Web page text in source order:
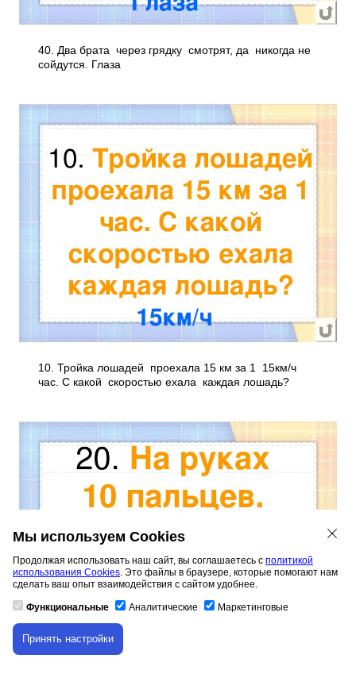
40. Два брата через грядку смотрят, да никогда не
сойдутся. Глаза
10. Тройка лошадей проехала 15 км за 1 15км/ч
час. С какой скоростью ехала каждая лошадь?
Скачивание материала доступно только для
авторизованных пользователей.
Мы используем Cookies
Продолжая использовать наш сайт, вы соглашаетесь с политикой
использования Cookies. Это файлы в браузере, которые помогают нам
сделать ваш опыт взаимодействия с сайтом удобнее.
Функциональные Аналитические Маркетинговые
Принять настройки